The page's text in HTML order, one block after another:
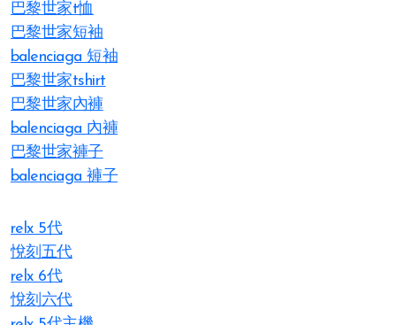
巴黎世家t恤
巴黎世家短袖
balenciaga 短袖
巴黎世家tshirt
巴黎世家內褲
balenciaga 內褲
巴黎世家褲子
balenciaga 褲子
relx 5代
悅刻五代
relx 6代
悅刻六代